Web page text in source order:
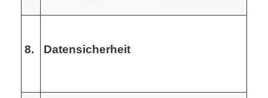
8. Datensicherheit